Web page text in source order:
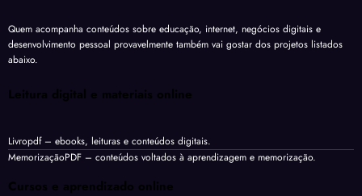
Quem acompanha conteúdos sobre educação, internet, negócios digitais e
desenvolvimento pessoal provavelmente também vai gostar dos projetos listados
abaixo.
Leitura digital e materiais online
Livropdf– ebooks, leituras e conteúdos digitais.
MemorizaçãoPDF – conteúdos voltados à aprendizagem e memorização.
Cursos e aprendizado online